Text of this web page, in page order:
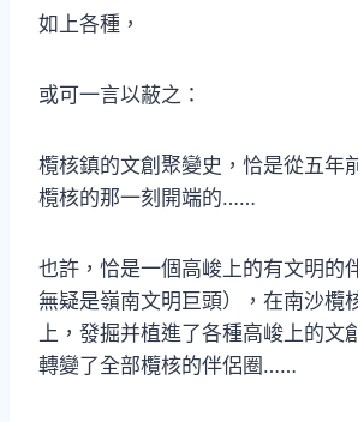
如上各種，
或可一言以蔽之：
欖核鎮的文創聚變史，恰是從五年
欖核的那一刻開端的……
也許，恰是一個高峻上的有文明的
無疑是嶺南文明巨頭），在南沙欖
上，發掘并植進了各種高峻上的文
轉變了全部欖核的伴侶圈……